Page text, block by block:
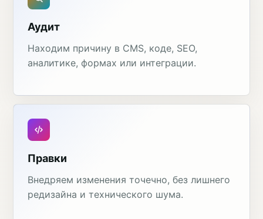
Аудит
Находим причину в CMS, коде, SEO,
аналитике, формах или интеграции.
Правки
Внедряем изменения точечно, без лишнего
редизайна и технического шума.